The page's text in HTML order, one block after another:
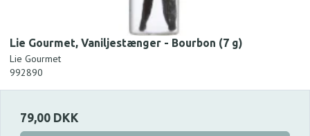
Lie Gourmet, Vaniljestænger - Bourbon (7 g)
Lie Gourmet
992890
79,00 DKK